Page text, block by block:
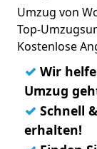
Umzug von
Top-
Kostenlose
✓ Wir
Umzug
✓ Schnell
erhalten!